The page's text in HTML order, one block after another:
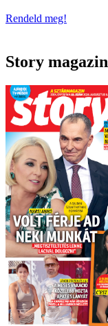
Rendeld meg!
Story magazin